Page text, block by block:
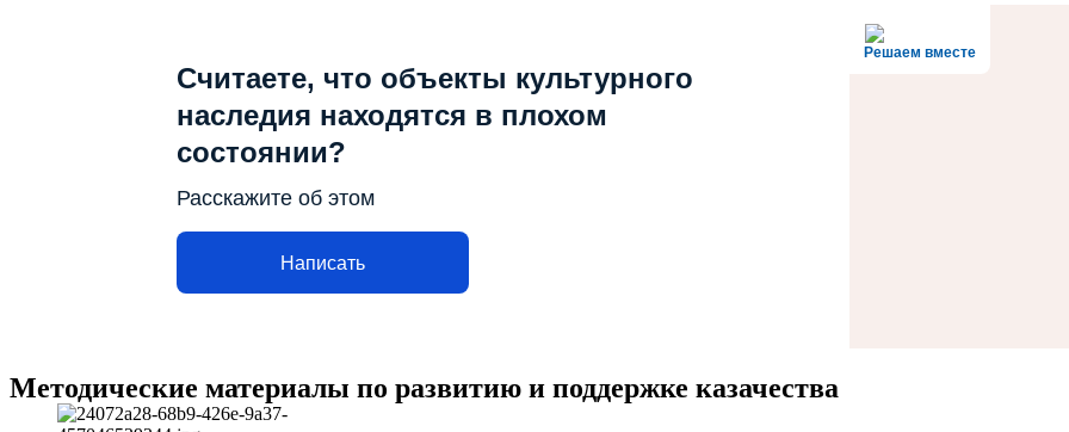
Решаем вместе
Считаете, что объекты культурного
наследия находятся в плохом
состоянии?
Расскажите об этом
Написать
Методические материалы по развитию и поддержке казачества